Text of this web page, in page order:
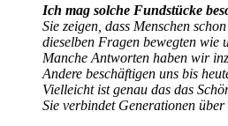
Ich mag solche Fundstücke
Sie zeigen, dass Menschen
dieselben Fragen bewegten wie
Manche Antworten haben wir
Andere beschäftigen uns bis
Vielleicht ist genau das das
Sie verbindet Generationen über